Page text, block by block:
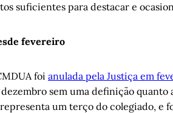
suficientes para destacar e
fevereiro
foi anulada pela Justiça em
sem uma definição quanto
um terço do colegiado, e